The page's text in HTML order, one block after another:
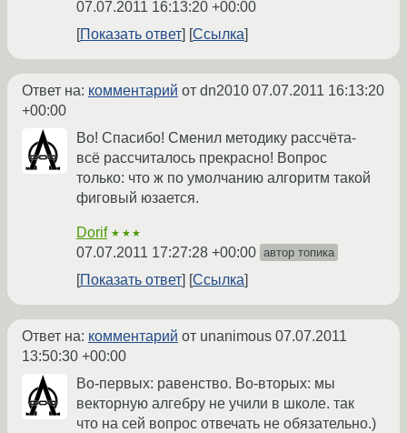
07.07.2011 16:13:20 +00:00
Показать ответ
Ссылка
Ответ на: комментарий от dn2010 07.07.2011 16:13:20
+00:00
Во! Спасибо! Сменил методику рассчёта-
всё рассчиталось прекрасно! Вопрос
только: что ж по умолчанию алгоритм такой
фиговый юзается.
Dorif ★★★
07.07.2011 17:27:28 +00:00 автор топика
Показать ответ Ссылка
Ответ на: комментарий от unanimous 07.07.2011
13:50:30 +00:00
Во-первых: равенство. Во-вторых: мы
векторную алгебру не учили в школе. так
что на сей вопрос отвечать не обязательно.)